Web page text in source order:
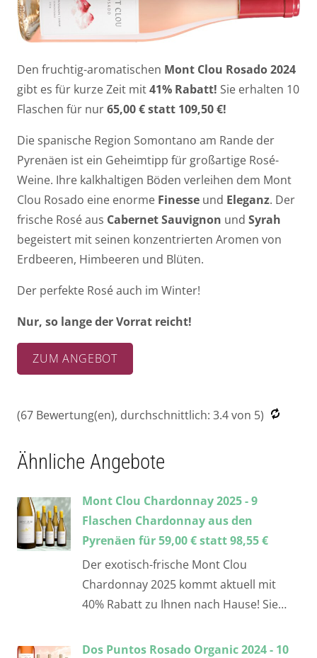
Den fruchtig-aromatischen Mont Clou Rosado 2024
gibt es für kurze Zeit mit41% Rabatt! Sie erhalten 10
Flaschen für nur65,00 € statt 109,50 €!
Die spanische Region Somontano am Rande der
Pyrenäen ist ein Geheimtipp für großartige Rosé-
Weine. Ihre kalkhaltigen Böden verleihen dem Mont
Clou Rosado eine enorme Finesse und Eleganz. Der
frische Rosé aus Cabernet Sauvignon und Syrah
begeistert mit seinen konzentrierten Aromen von
Erdbeeren, Himbeeren und Blüten.
Der perfekte Rosé auch im Winter!
Nur, so lange der Vorrat reicht!
ZUM ANGEBOT
(67 Bewertung(en), durchschnittlich: 3.4von 5)
Ähnliche Angebote
Mont Clou Chardonnay 2025 - 9
Flaschen Chardonnay aus den
Pyrenäen für 59,00 € statt 98,55 €
Der exotisch-frische Mont Clou
Chardonnay 2025 kommt aktuell mit
40% Rabatt zu Ihnen nach Hause! Sie…
Dos Puntos Rosado Organic 2024 - 10